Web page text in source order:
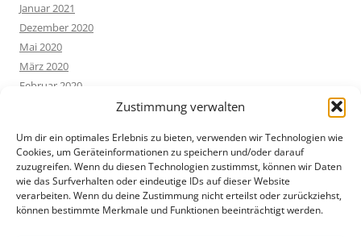
Zustimmung verwalten
Um dir ein optimales Erlebnis zu bieten, verwenden wir Technologien wie
Cookies, um Geräteinformationen zu speichern und/oder darauf
zuzugreifen. Wenn du diesen Technologien zustimmst, können wir Daten
wie das Surfverhalten oder eindeutige IDs auf dieser Website
verarbeiten. Wenn du deine Zustimmung nicht erteilst oder zurückziehst,
können bestimmte Merkmale und Funktionen beeinträchtigt werden.
Januar 2021
Dezember 2020
Mai 2020
März 2020
Februar 2020
September 2019
August 2019
Juli 2019
Mai 2019